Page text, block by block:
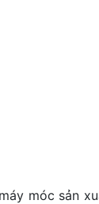
móc sản